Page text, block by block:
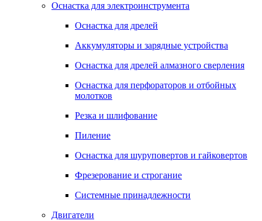
Оснастка для электроинструмента
Оснастка для дрелей
Аккумуляторы и зарядные устройства
Оснастка для дрелей алмазного сверления
Оснастка для перфораторов и отбойных
молотков
Резка и шлифование
Пиление
Оснастка для шуруповертов и гайковертов
Фрезерование и строгание
Системные принадлежности
Двигатели